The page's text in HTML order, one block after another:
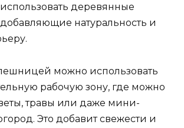
деревянные
натуральность и
можно использовать
рабочую зону, где можно
травы или даже мини-
Это добавит свежести и